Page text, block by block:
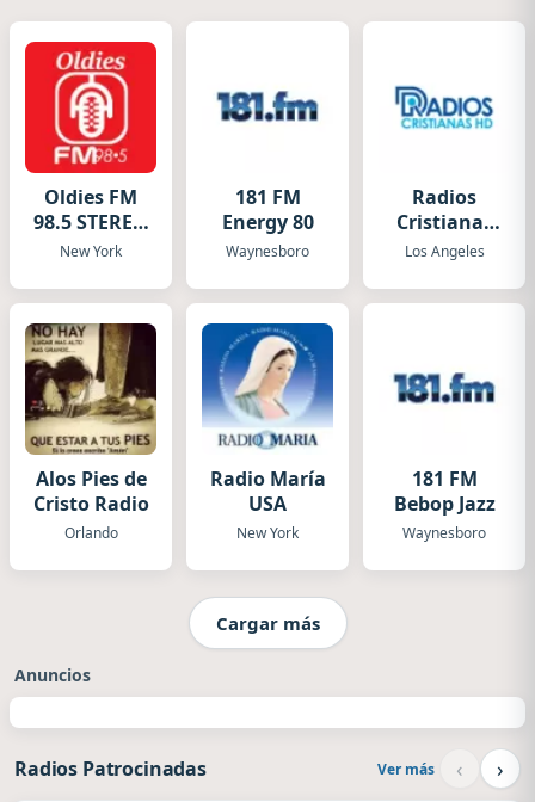
Oldies FM
98.5 STEREO
Live
New York
181 FM
Energy 80
Waynesboro
Radios
Cristianas
HD
Los Angeles
Alos Pies de
Cristo Radio
Orlando
Radio María
USA
New York
181 FM
Bebop Jazz
Waynesboro
Cargar más
Anuncios
Radios Patrocinadas Ver más ‹ ›